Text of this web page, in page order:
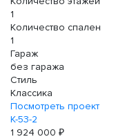
1
Количество спален
1
Гараж
без гаража
Стиль
Классика
Посмотреть проект
К-53-2
1 924 000 ₽